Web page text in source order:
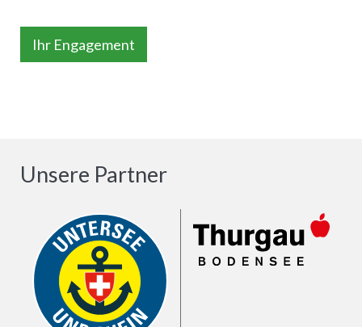
Ihr Engagement
Unsere Partner